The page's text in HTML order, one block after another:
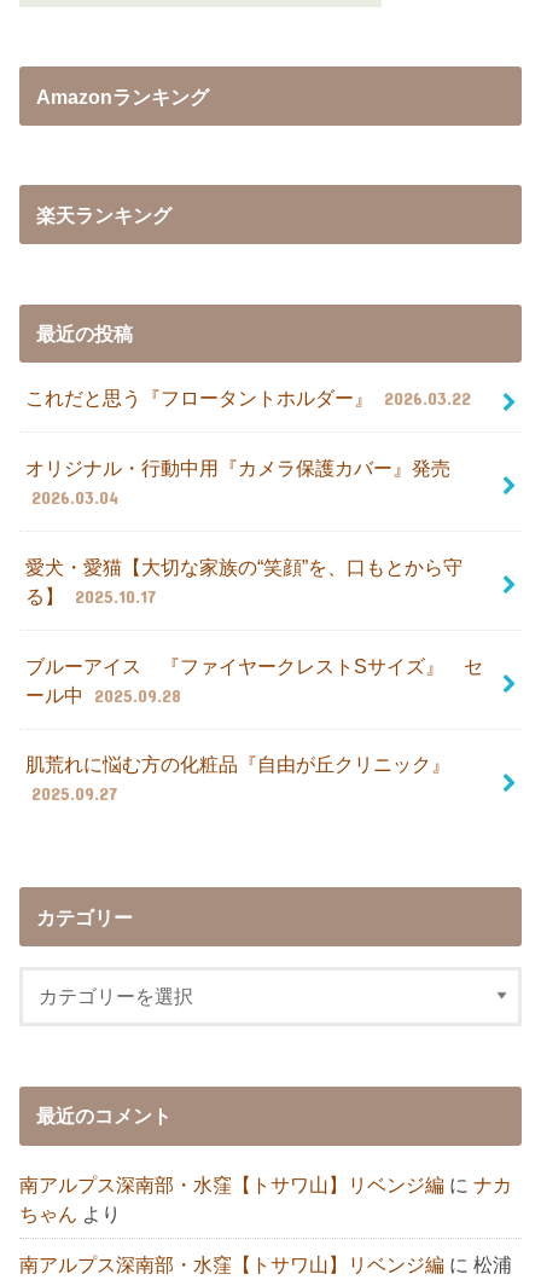
Amazonランキング
楽天ランキング
最近の投稿
これだと思う『フロータントホルダー』 2026.03.22
オリジナル・行動中用『カメラ保護カバー』発売
2026.03.04
愛犬・愛猫【大切な家族の“笑顔”を、口もとから守
る】
2025.10.17
ブルーアイス 『ファイヤークレストSサイズ』 セ
ール中
2025.09.28
肌荒れに悩む方の化粧品『自由が丘クリニック』
2025.09.27
カテゴリー
最近のコメント
南アルプス深南部・水窪【トサワ山】リベンジ編 にナカ
ちゃん より
南アルプス深南部・水窪【トサワ山】リベンジ編 に松浦